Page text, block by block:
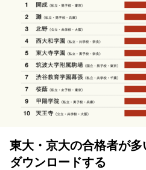
東大・京大の合格者が
ダウンロードする